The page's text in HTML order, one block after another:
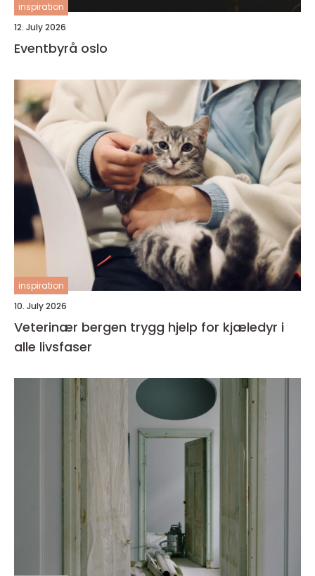
inspiration
12. July 2026
Eventbyrå oslo
inspiration
10. July 2026
Veterinær bergen trygg hjelp for kjæledyr i
alle livsfaser